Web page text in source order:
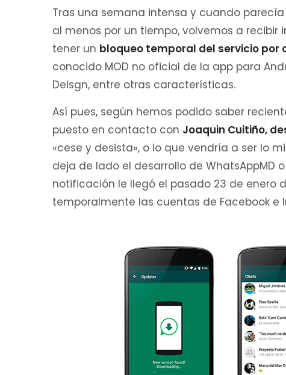
Tras una semana intensa y cuando
al menos por un tiempo, volvemos a
tener un bloqueo temporal del servicio por
conocido MOD no oficial de la app para
Deisgn, entre otras características.
Así pues, según hemos podido saber
puesto en contacto con Joaquin Cuitiño,
«cese y desista», o lo que vendría a ser lo
deja de lado el desarrollo de WhatsAppMD
notificación le llegó el pasado 23 de enero
temporalmente las cuentas de Facebook e